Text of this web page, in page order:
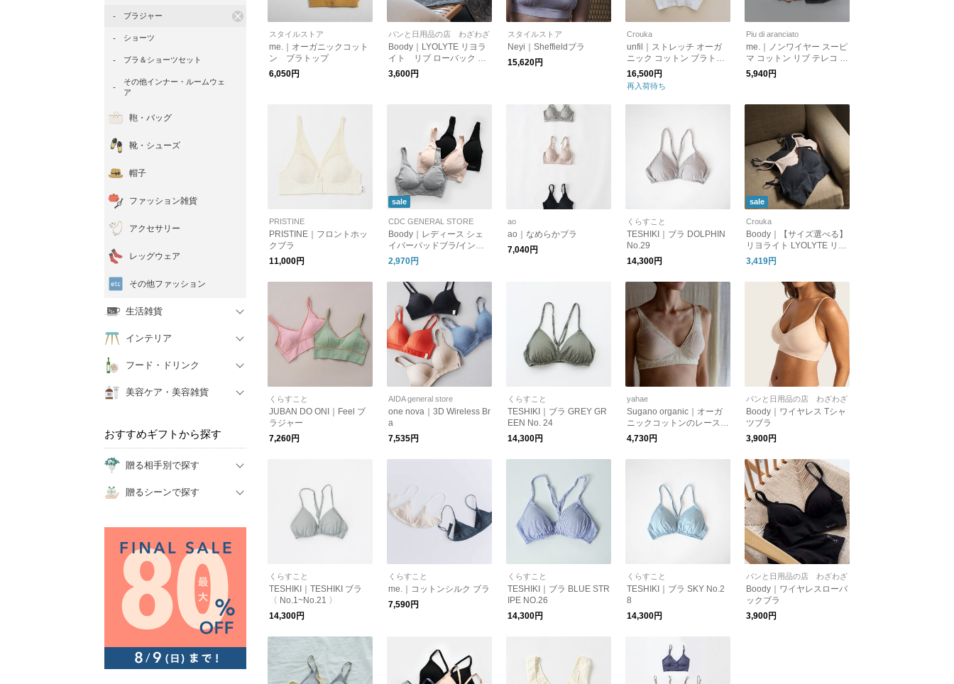
ブラジャー
ショーツ
ブラ＆ショーツセット
その他インナー・ルームウェ
ア
鞄・バッグ
靴・シューズ
帽子
ファッション雑貨
アクセサリー
レッグウェア
その他ファッション
生活雑貨
インテリア
フード・ドリンク
美容ケア・美容雑貨
おすすめギフトから探す
贈る相手別で探す
贈るシーンで探す
スタイルストア
me.｜オーガニックコット
ン ブラトップ
6,050円
パンと日用品の店 わざわざ
Boody｜LYOLYTE リヨラ
イト リブ ローバック ブ
ラ
3,600円
スタイルストア
Neyi｜Sheffieldブラ
15,620円
Crouka
unfil｜ストレッチ オーガ
ニック コットン ブラトッ
プ stretch organic cotton b
ra top インナー WHSP-U
W122 アンフィル
16,500円
再入荷待ち
Piu di aranciato
me.｜ノンワイヤー スーピ
マ コットン リブ テレコ ブ
ラジャー me-18151-fn
5,940円
PRISTINE
PRISTINE｜フロントホッ
クブラ
11,000円
sale
CDC GENERAL STORE
Boody｜レディース シェ
イパーパッドブラ/インナ
ーウェア
2,970円
ao
ao｜なめらかブラ
7,040円
くらすこと
TESHIKI｜ブラ DOLPHIN
No.29
14,300円
sale
Crouka
Boody｜【サイズ選べる】
リヨライト LYOLYTE リブ
ローバックブラ ブラジャ
ー インナー 下着 肌着 ブー
ディ
3,419円
くらすこと
JUBAN DO ONI｜Feel ブ
ラジャー
7,260円
AIDA general store
one nova｜3D Wireless Br
a
7,535円
くらすこと
TESHIKI｜ブラ GREY GR
EEN No. 24
14,300円
yahae
Sugano organic｜オーガ
ニックコットンのレースブ
ラ【肌着・インナー】【下
着】
4,730円
パンと日用品の店 わざわざ
Boody｜ワイヤレス Tシャ
ツブラ
3,900円
くらすこと
TESHIKI｜TESHIKI ブラ
〈 No.1~No.21 〉
14,300円
くらすこと
me.｜コットンシルク ブラ
7,590円
くらすこと
TESHIKI｜ブラ BLUE STR
IPE NO.26
14,300円
くらすこと
TESHIKI｜ブラ SKY No.2
8
14,300円
パンと日用品の店 わざわざ
Boody｜ワイヤレスローバ
ックブラ
3,900円